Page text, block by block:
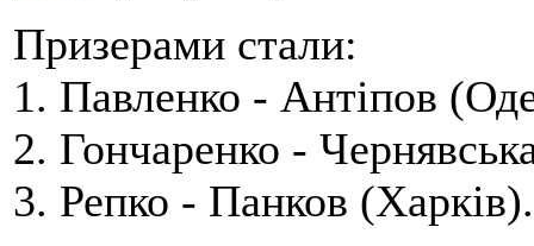
Призерами стали:
1. Павленко - Антіпов
2. Гончаренко -
3. Репко - Панков (Харків).